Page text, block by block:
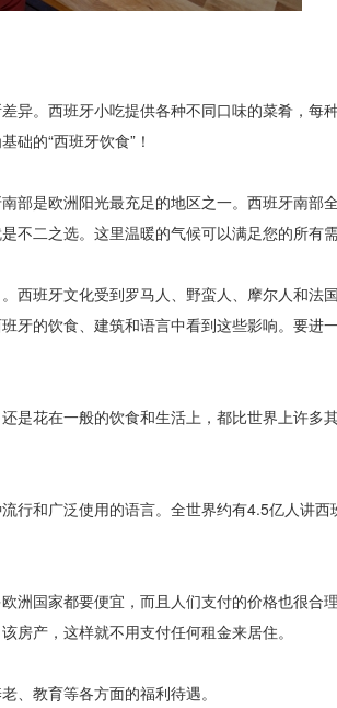
。西班牙小吃提供各种不同口味的菜肴，每
础的“西班牙饮食”！
是欧洲阳光最充足的地区之一。西班牙南部
不二之选。这里温暖的气候可以满足您的所有需
班牙文化受到罗马人、野蛮人、摩尔人和法
牙的饮食、建筑和语言中看到这些影响。要进
花在一般的饮食和生活上，都比世界上许多
和广泛使用的语言。全世界约有4.5亿人讲西
国家都要便宜，而且人们支付的价格也很合
房产，这样就不用支付任何租金来居住。
教育等各方面的福利待遇。